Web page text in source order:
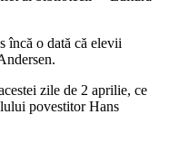
încă o dată că elevii
zile de 2 aprilie, ce
povestitor Hans